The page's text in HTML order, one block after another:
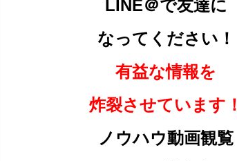
LINE＠で友達に
なってください！
有益な情報を
炸裂させています！
ノウハウ動画観覧